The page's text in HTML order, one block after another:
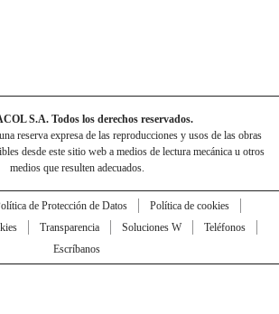
S.A. Todos los derechos reservados.
reserva expresa de las reproducciones y usos de las obras
desde este sitio web a medios de lectura mecánica u otros
medios que resulten adecuados.
de Protección de Datos
Política de cookies
Transparencia Soluciones W
Teléfonos
Escríbanos